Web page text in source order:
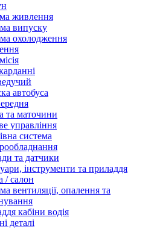
живлення
випуску
охолодження
автобуса
та маточини
управління
система
та датчики
інструменти та приладдя
/ салон
вентиляції, опалення та
кабіни водія
деталі